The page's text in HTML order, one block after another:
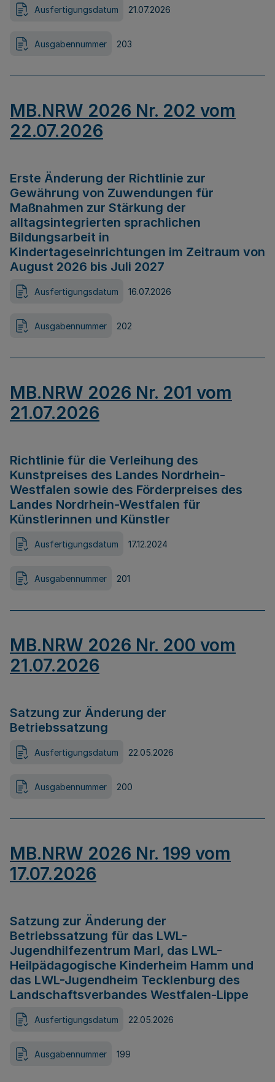
Ausfertigungsdatum 21.07.2026
Ausgabennummer 203
MB.NRW 2026 Nr. 202 vom
22.07.2026
Erste Änderung der Richtlinie zur
Gewährung von Zuwendungen für
Maßnahmen zur Stärkung der
alltagsintegrierten sprachlichen
Bildungsarbeit in
Kindertageseinrichtungen im Zeitraum von
August 2026 bis Juli 2027
Ausfertigungsdatum 16.07.2026
Ausgabennummer 202
MB.NRW 2026 Nr. 201 vom
21.07.2026
Richtlinie für die Verleihung des
Kunstpreises des Landes Nordrhein-
Westfalen sowie des Förderpreises des
Landes Nordrhein-Westfalen für
Künstlerinnen und Künstler
Ausfertigungsdatum 17.12.2024
Ausgabennummer 201
MB.NRW 2026 Nr. 200 vom
21.07.2026
Satzung zur Änderung der
Betriebssatzung
Ausfertigungsdatum 22.05.2026
Ausgabennummer 200
MB.NRW 2026 Nr. 199 vom
17.07.2026
Satzung zur Änderung der
Betriebssatzung für das LWL-
Jugendhilfezentrum Marl, das LWL-
Heilpädagogische Kinderheim Hamm und
das LWL-Jugendheim Tecklenburg des
Landschaftsverbandes Westfalen-Lippe
Ausfertigungsdatum 22.05.2026
Ausgabennummer 199